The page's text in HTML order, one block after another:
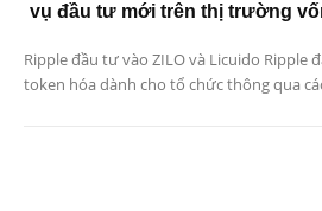
vụ đầu tư mới trên thị trường
Ripple đầu tư vào ZILO và Licuido Ripple
token hóa dành cho tổ chức thông qua